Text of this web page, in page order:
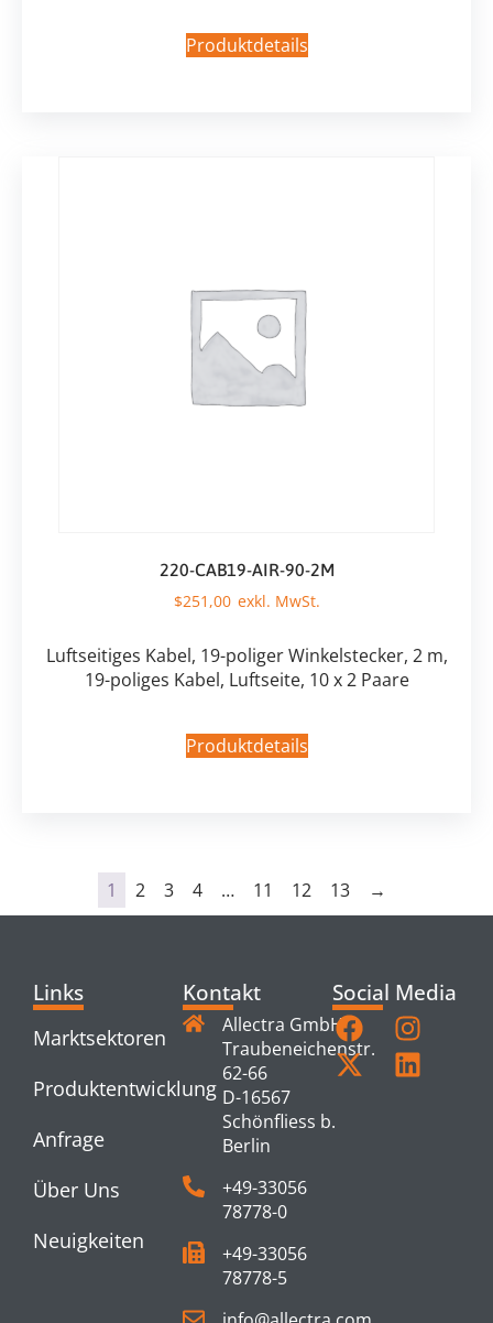
Produktdetails
220-CAB19-AIR-90-2M
$251,00
Luftseitiges Kabel, 19-poliger Winkelstecker, 2 m,
19-poliges Kabel, Luftseite, 10 x 2 Paare
Produktdetails
1 2 3 4 … 11 12 13 →
Links
Marktsektoren
Produktentwicklung
Anfrage
Über Uns
Neuigkeiten
Kontakt
Allectra GmbH
Traubeneichenstr.
62-66
D-16567
Schönfliess b.
Berlin
+49-33056
78778-0
+49-33056
78778-5
Social Media